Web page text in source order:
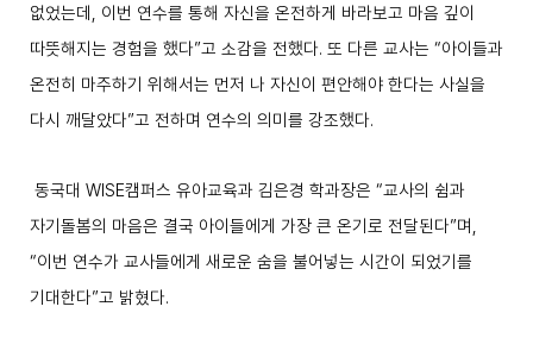
없었는데, 이번 연수를 통해 자신을 온전하게 바라보고 마음 깊이
따뜻해지는 경험을 했다”고 소감을 전했다. 또 다른 교사는 “아이들과
온전히 마주하기 위해서는 먼저 나 자신이 편안해야 한다는 사실을
다시 깨달았다”고 전하며 연수의 의미를 강조했다.
동국대 WISE캠퍼스 유아교육과 김은경 학과장은 “교사의 쉼과
자기돌봄의 마음은 결국 아이들에게 가장 큰 온기로 전달된다”며,
“이번 연수가 교사들에게 새로운 숨을 불어넣는 시간이 되었기를
기대한다”고 밝혔다.